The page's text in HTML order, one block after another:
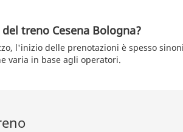
treno Cesena Bologna?
l'inizio delle prenotazioni è spesso
varia in base agli operatori.